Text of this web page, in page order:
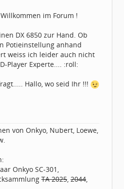
im Forum !
DX 6850 zur Hand. Ob
Potieinstellung anhand
weiss ich leider auch nicht
Player Experte.... :roll:
Hallo, wo seid Ihr !!!
von Onkyo, Nubert, Loewe,
Onkyo SC-301,
TA 2025, 2044,